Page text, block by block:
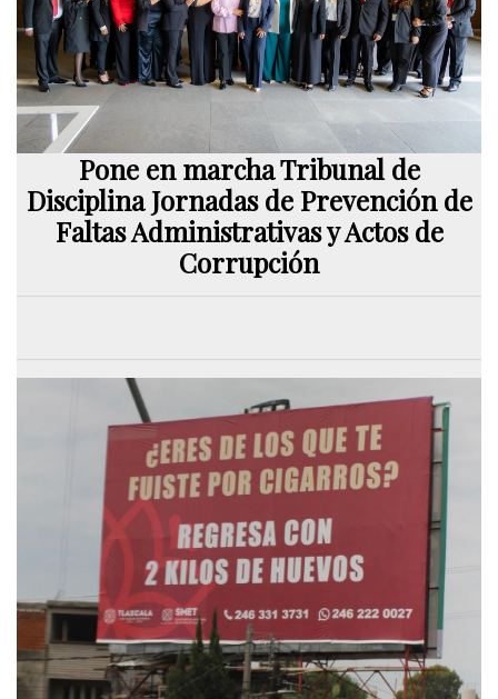
Pone en marcha Tribunal de
Disciplina Jornadas de Prevención de
Faltas Administrativas y Actos de
Corrupción